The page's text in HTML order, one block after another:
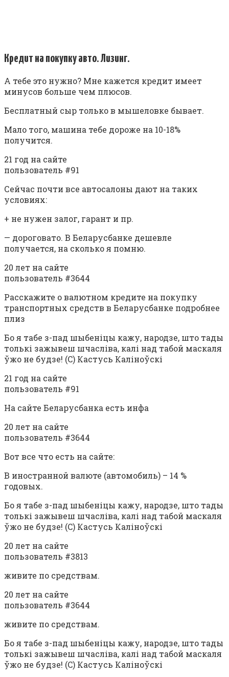
Кредит на покупку авто. Лизинг.
А тебе это нужно? Мне кажется кредит имеет
минусов больше чем плюсов.
Бесплатный сыр только в мышеловке бывает.
Мало того, машина тебе дороже на 10-18%
получится.
21 год на сайте
пользователь #91
Сейчас почти все автосалоны дают на таких
условиях:
+ не нужен залог, гарант и пр.
— дороговато. В Беларусбанке дешевле
получается, на сколько я помню.
20 лет на сайте
пользователь #3644
Расскажите о валютном кредите на покупку
транспортных средств в Беларусбанке подробнее
плиз
Бо я табе з-пад шыбеніцы кажу, народзе, што тады
толькі зажывеш шчасліва, калі над табой маскаля
ўжо не будзе! (C) Кастусь Каліноўскі
21 год на сайте
пользователь #91
На сайте Беларусбанка есть инфа
20 лет на сайте
пользователь #3644
Вот все что есть на сайте:
В иностранной валюте (автомобиль) – 14 %
годовых.
Бо я табе з-пад шыбеніцы кажу, народзе, што тады
толькі зажывеш шчасліва, калі над табой маскаля
ўжо не будзе! (C) Кастусь Каліноўскі
20 лет на сайте
пользователь #3813
живите по средствам.
20 лет на сайте
пользователь #3644
живите по средствам.
Бо я табе з-пад шыбеніцы кажу, народзе, што тады
толькі зажывеш шчасліва, калі над табой маскаля
ўжо не будзе! (C) Кастусь Каліноўскі